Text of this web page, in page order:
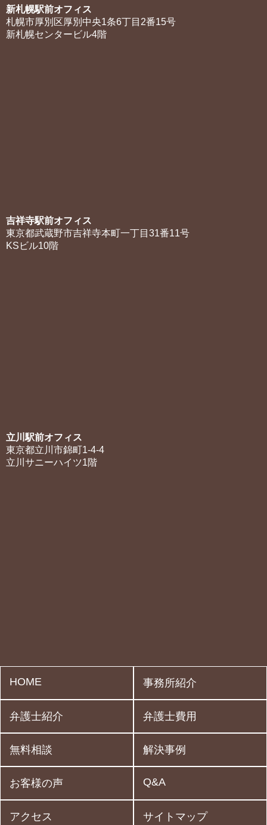
新札幌駅前オフィス
札幌市厚別区厚別中央1条6丁目2番15号
新札幌センタービル4階
吉祥寺駅前オフィス
東京都武蔵野市吉祥寺本町一丁目31番11号
KSビル10階
立川駅前オフィス
東京都立川市錦町1-4-4
立川サニーハイツ1階
HOME 事務所紹介
弁護士紹介 弁護士費用
無料相談 解決事例
お客様の声 Q&A
アクセス サイトマップ